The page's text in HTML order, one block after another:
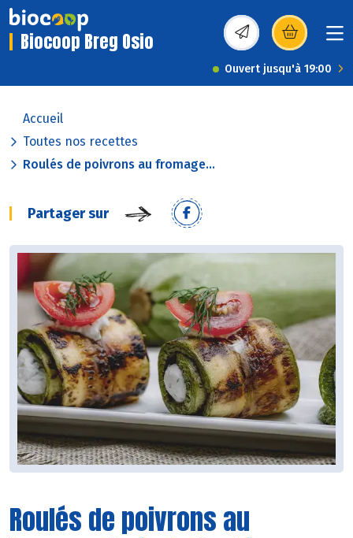
Biocoop Breg Osio (s’ouvre dans une
Ouvert jusqu'à 19:00
Accueil
Toutes nos recettes
Roulés de poivrons au fromage...
Partager sur
Roulés de poivrons au